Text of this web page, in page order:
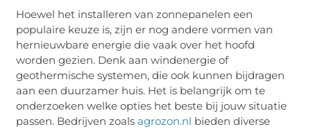
Hoewel het installeren van zonnepanelen een
populaire keuze is, zijn er nog andere vormen van
hernieuwbare energie die vaak over het hoofd
worden gezien. Denk aan windenergie of
geothermische systemen, die ook kunnen bijdragen
aan een duurzamer huis. Het is belangrijk om te
onderzoeken welke opties het beste bij jouw situatie
passen. Bedrijven zoalsagrozon.nl bieden diverse